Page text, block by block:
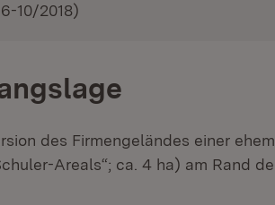
10/2018)
des Firmengeländes einer
Areals“; ca. 4 ha) am Rand